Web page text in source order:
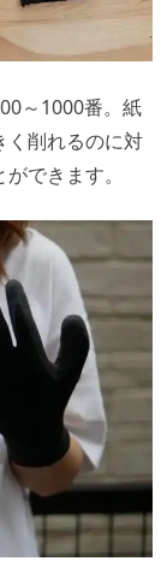
～1000番。紙
く削れるのに対
できます。